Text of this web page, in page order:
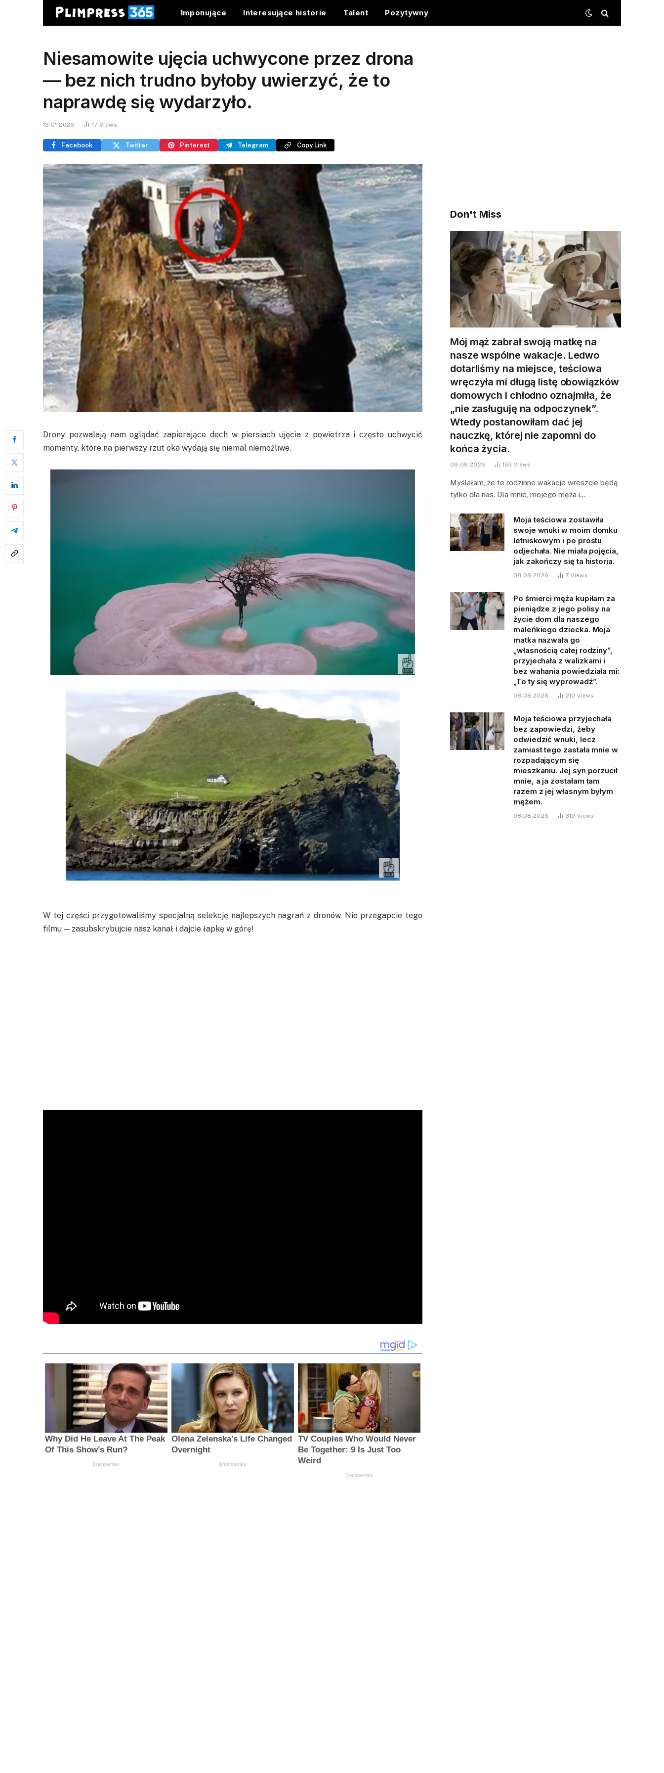
Imponujące Interesujące historie Talent Pozytywny
Niesamowite ujęcia uchwycone przez drona
— bez nich trudno byłoby uwierzyć, że to
naprawdę się wydarzyło.
13.01.2026 17Views
Facebook Twitter Pinterest Telegram Copy Link
Drony pozwalają nam oglądać zapierające dech w piersiach ujęcia z powietrza i często uchwycić
momenty, które na pierwszy rzut oka wydają się niemal niemożliwe.
W tej części przygotowaliśmy specjalną selekcję najlepszych nagrań z dronów. Nie przegapcie tego
filmu — zasubskrybujcie nasz kanał i dajcie łapkę w górę!
Don't Miss
Mój mąż zabrał swoją matkę na
nasze wspólne wakacje. Ledwo
dotarliśmy na miejsce, teściowa
wręczyła mi długą listę obowiązków
domowych i chłodno oznajmiła, że
„nie zasługuję na odpoczynek”.
Wtedy postanowiłam dać jej
nauczkę, której nie zapomni do
końca życia.
09.08.2026 163 Views
Myślałam, że te rodzinne wakacje wreszcie będą
tylko dla nas. Dla mnie, mojego męża i…
Moja teściowa zostawiła
swoje wnuki w moim domku
letniskowym i po prostu
odjechała. Nie miała pojęcia,
jak zakończy się ta historia.
08.08.2026 7Views
Po śmierci męża kupiłam za
pieniądze z jego polisy na
życie dom dla naszego
maleńkiego dziecka. Moja
matka nazwała go
„własnością całej rodziny”,
przyjechała z walizkami i
bez wahania powiedziała mi:
„To ty się wyprowadź”.
08.08.2026 210 Views
Moja teściowa przyjechała
bez zapowiedzi, żeby
odwiedzić wnuki, lecz
zamiast tego zastała mnie w
rozpadającym się
mieszkaniu. Jej syn porzucił
mnie, a ja zostałam tam
razem z jej własnym byłym
mężem.
08.08.2026 319 Views